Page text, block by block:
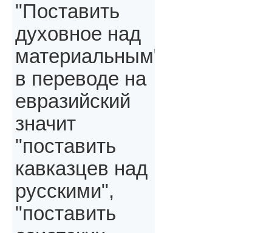
"Поставить
духовное над
материальным"
в переводе на
евразийский
значит
"поставить
кавказцев над
русскими",
"поставить